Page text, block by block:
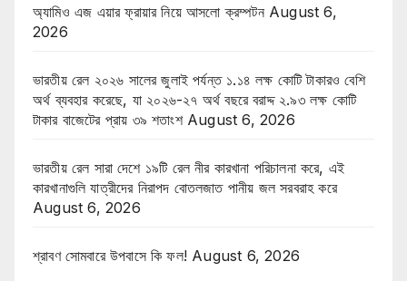
অ্যামিও এজ এয়ার ফ্রায়ার নিয়ে আসলো ক্রম্পটন August 6,
2026
ভারতীয় রেল ২০২৬ সালের জুলাই পর্যন্ত ১.১৪ লক্ষ কোটি টাকারও বেশি
অর্থ ব্যবহার করেছে, যা ২০২৬-২৭ অর্থ বছরে বরাদ্দ ২.৯৩ লক্ষ কোটি
টাকার বাজেটের প্রায় ৩৯ শতাংশ August 6, 2026
ভারতীয় রেল সারা দেশে ১৯টি রেল নীর কারখানা পরিচালনা করে, এই
কারখানাগুলি যাত্রীদের নিরাপদ বোতলজাত পানীয় জল সরবরাহ করে
August 6, 2026
শ্রাবণ সোমবারে উপবাসে কি ফল! August 6, 2026